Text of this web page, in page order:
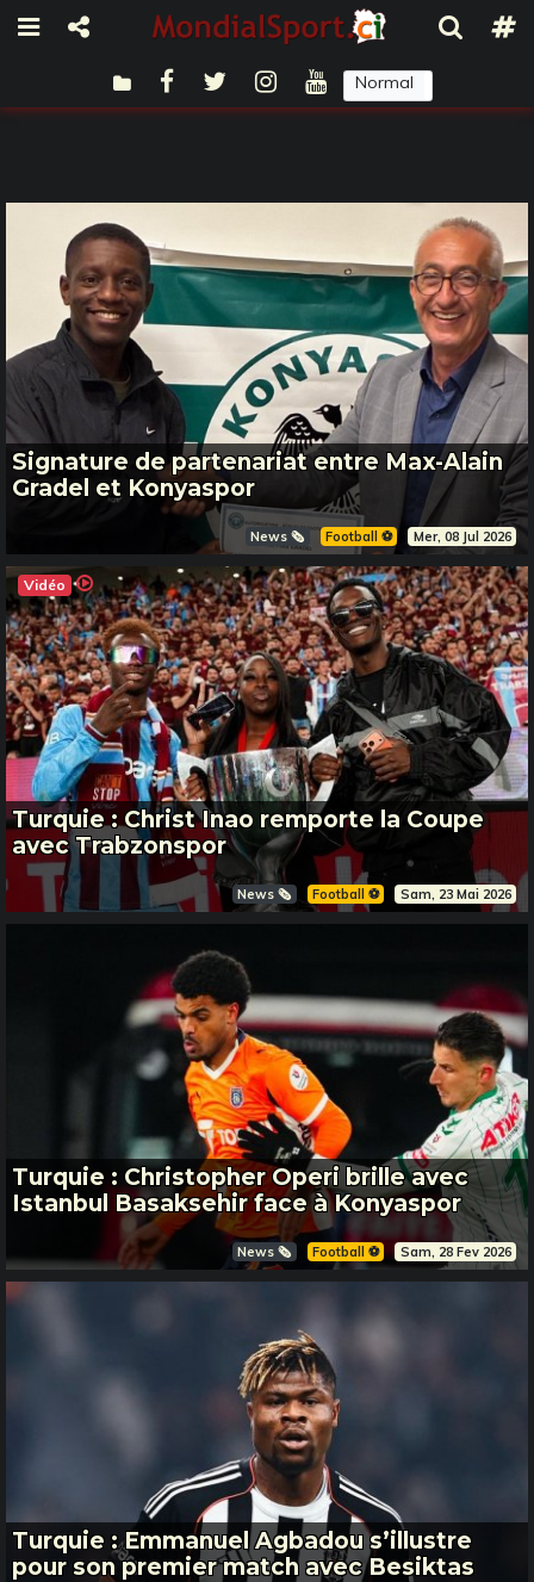
Normal
Signature de partenariat entre Max-Alain
Gradel et Konyaspor
News 🗞️ Football ⚽️ Mer, 08 Jul 2026
Vidéo
Turquie : Christ Inao remporte la Coupe
avec Trabzonspor
News 🗞️ Football ⚽️ Sam, 23 Mai 2026
Turquie : Christopher Operi brille avec
Istanbul Basaksehir face à Konyaspor
News 🗞️ Football ⚽️ Sam, 28 Fev 2026
Turquie : Emmanuel Agbadou s’illustre
pour son premier match avec Besiktas